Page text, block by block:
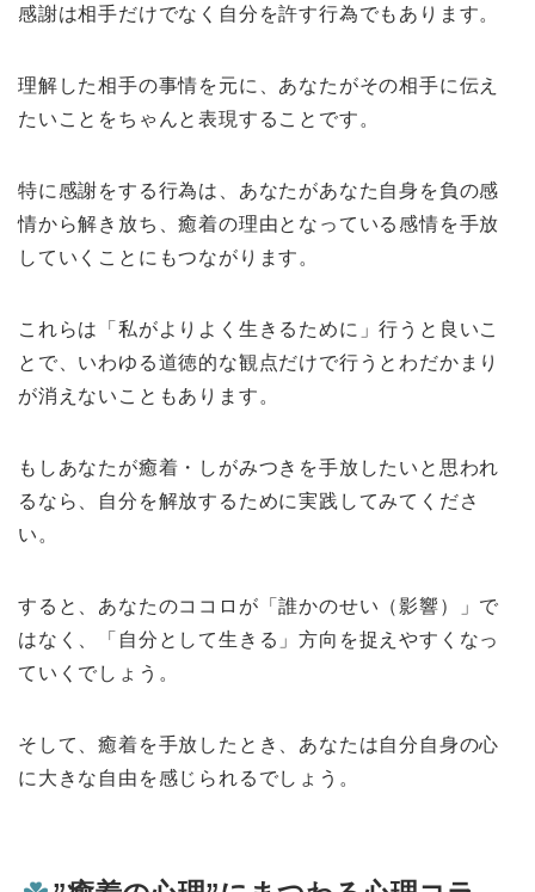
感謝は相手だけでなく自分を許す行為でもあります。
理解した相手の事情を元に、あなたがその相手に伝え
たいことをちゃんと表現することです。
特に感謝をする行為は、あなたがあなた自身を負の感
情から解き放ち、癒着の理由となっている感情を手放
していくことにもつながります。
これらは「私がよりよく生きるために」行うと良いこ
とで、いわゆる道徳的な観点だけで行うとわだかまり
が消えないこともあります。
もしあなたが癒着・しがみつきを手放したいと思われ
るなら、自分を解放するために実践してみてくださ
い。
すると、あなたのココロが「誰かのせい（影響）」で
はなく、「自分として生きる」方向を捉えやすくなっ
ていくでしょう。
そして、癒着を手放したとき、あなたは自分自身の心
に大きな自由を感じられるでしょう。